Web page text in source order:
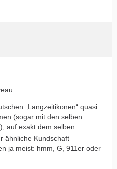
„Langzeitikonen“ quasi
(sogar mit den selben
), auf exakt dem selben
ähnliche Kundschaft
ja meist: hmm, G, 911er oder